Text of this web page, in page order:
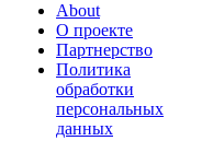
About
О проекте
Партнерство
Политика
обработки
персональных
данных